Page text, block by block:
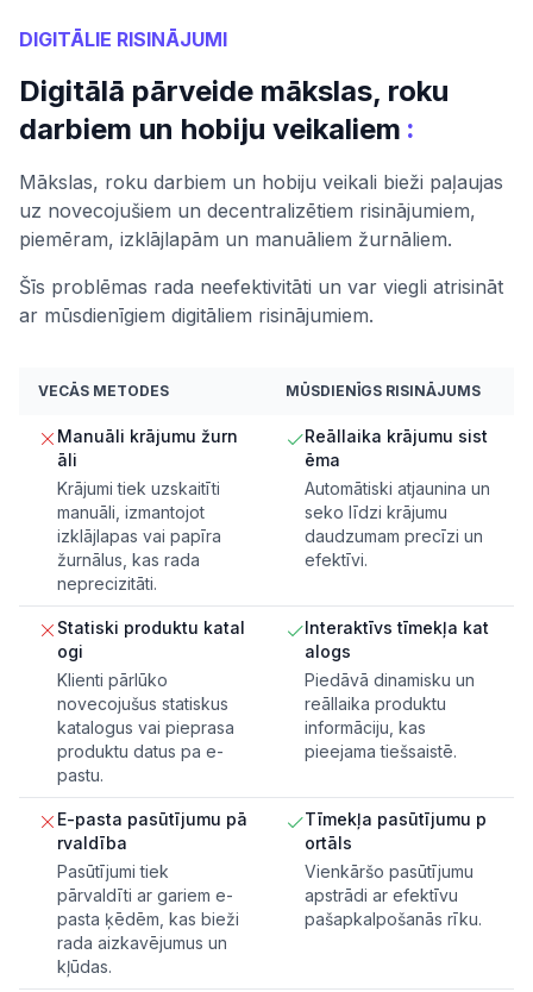
DIGITĀLIE RISINĀJUMI
Digitālā pārveide mākslas, roku
darbiem un hobiju veikaliem :
Mākslas, roku darbiem un hobiju veikali bieži paļaujas
uz novecojušiem un decentralizētiem risinājumiem,
piemēram, izklājlapām un manuāliem žurnāliem.
Šīs problēmas rada neefektivitāti un var viegli atrisināt
ar mūsdienīgiem digitāliem risinājumiem.
VECĀS METODES MŪSDIENĪGS RISINĀJUMS
Manuāli krājumu žurn
āli
Krājumi tiek uzskaitīti
manuāli, izmantojot
izklājlapas vai papīra
žurnālus, kas rada
neprecizitāti.
Reāllaika krājumu sist
ēma
Automātiski atjaunina un
seko līdzi krājumu
daudzumam precīzi un
efektīvi.
Statiski produktu katal
ogi
Klienti pārlūko
novecojušus statiskus
katalogus vai pieprasa
produktu datus pa e-
pastu.
Interaktīvs tīmekļa kat
alogs
Piedāvā dinamisku un
reāllaika produktu
informāciju, kas
pieejama tiešsaistē.
E-pasta pasūtījumu pā
rvaldība
Pasūtījumi tiek
pārvaldīti ar gariem e-
pasta ķēdēm, kas bieži
rada aizkavējumus un
kļūdas.
Tīmekļa pasūtījumu p
ortāls
Vienkāršo pasūtījumu
apstrādi ar efektīvu
pašapkalpošanās rīku.